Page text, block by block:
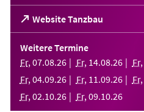
Website Tanzbau
(Öffnet
in
einem
neuen
Tab)
Weitere Termine
Fr, 07.08.26 Fr, 14.08.26 Fr,
Fr, 04.09.26 Fr, 11 .09.26 Fr,
Fr, 02.10.26 Fr, 09.10.26